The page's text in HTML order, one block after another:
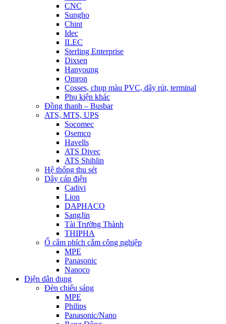
CNC
Sungho
Chint
Idec
ILEC
Sterling Enterprise
Dixsen
Hanyoung
Omron
Cosses, chụp màu PVC, dây rút, terminal
Phụ kiện khác
Đồng thanh – Busbar
ATS, MTS, UPS
Socomec
Osemco
Havells
ATS Divec
ATS Shihlin
Hệ thống thu sét
Dây cáp điện
Cadivi
Lion
DAPHACO
SangJin
Tài Trường Thành
THIPHA
Ổ cắm phích cắm công nghiệp
MPE
Panasonic
Nanoco
Điện dân dụng
Đèn chiếu sáng
MPE
Philips
Panasonic/Nano